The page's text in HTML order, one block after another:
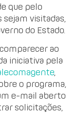
que pelo
visitadas,
do Estado.
ao
iniciativa pela
o programa,
e-mail aberto
solicitações,